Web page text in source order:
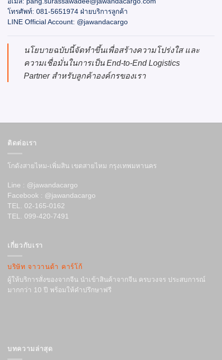
โทรศัพท์: 081-5651974 ฝ่ายบริการลูกค้า
LINE Official Account: @jawandacargo
นโยบายฉบับนี้จัดทำขึ้นเพื่อสร้างความโปร่งใส และ
ความเชื่อมั่นในการเป็น End-to-End Logistics
Partner สำหรับลูกค้าองค์กรของเรา
ติดต่อเรา
โกดังสายไหม-เพิ่มสิน เขตสายไหม กรุงเทพมหานคร
Line : @jawandacargo
Facebook : @jawandacargo
TEL. 02-165-0162
TEL. 099-420-7491
เกี่ยวกับเรา
บริษัท จาวานด้า คาร์โก้
ผู้ให้บริการสั่งของจากจีน นำเข้าสินค้าจากจีน ครบวงจร ประสบการณ์
มากกว่า 10 ปี พร้อมให้คำปรึกษาฟรี
บทความล่าสุด